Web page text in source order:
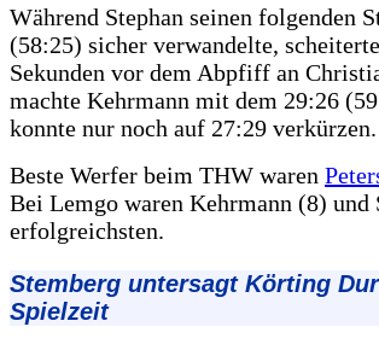
Während Stephan seinen folgenden
(58:25) sicher verwandelte,
Sekunden vor dem Abpfiff an
machte Kehrmann mit dem 29:26
konnte nur noch auf 27:29 verkürzen.
Beste Werfer beim THW waren
Bei Lemgo waren Kehrmann (8) und
erfolgreichsten.
Stemberg untersagt Körting
Spielzeit